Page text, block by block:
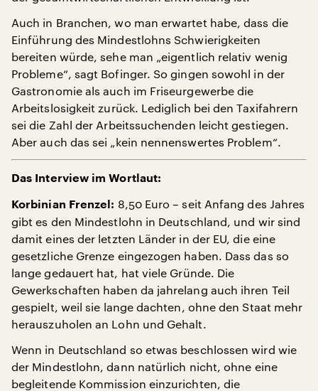
Auch in Branchen, wo man erwartet habe, dass die
Einführung des Mindestlohns Schwierigkeiten
bereiten würde, sehe man „eigentlich relativ wenig
Probleme“, sagt Bofinger. So gingen sowohl in der
Gastronomie als auch im Friseurgewerbe die
Arbeitslosigkeit zurück. Lediglich bei den Taxifahrern
sei die Zahl der Arbeitssuchenden leicht gestiegen.
Aber auch das sei „kein nennenswertes Problem“.
Das Interview im Wortlaut:
Korbinian Frenzel: 8,50 Euro – seit Anfang des Jahres
gibt es den Mindestlohn in Deutschland, und wir sind
damit eines der letzten Länder in der EU, die eine
gesetzliche Grenze eingezogen haben. Dass das so
lange gedauert hat, hat viele Gründe. Die
Gewerkschaften haben da jahrelang auch ihren Teil
gespielt, weil sie lange dachten, ohne den Staat mehr
herauszuholen an Lohn und Gehalt.
Wenn in Deutschland so etwas beschlossen wird wie
der Mindestlohn, dann natürlich nicht, ohne eine
begleitende Kommission einzurichten, die